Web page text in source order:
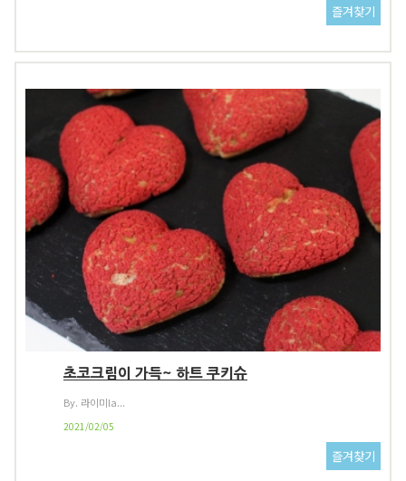
초코크림이 가득~ 하트 쿠키슈
By. 라이미la...
2021/02/05